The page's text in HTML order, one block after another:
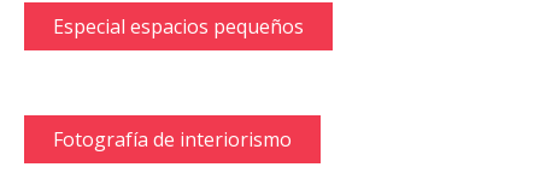
Especial espacios pequeños
Fotografía de interiorismo